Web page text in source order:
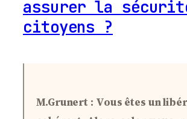
assurer la
citoyens ?
M.Grunert : Vous êtes un